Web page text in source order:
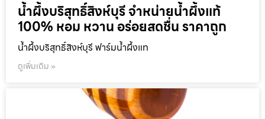
น้ำผึ้งบริสุทธิ์สิงห์บุรี จำหน่ายน้ำผึ้งแท้
100% หอม หวาน อร่อยสดชื่น ราคาถูก
น้ำผึ้งบริสุทธิ์สิงห์บุรี ฟาร์มน้ำผึ้งแท
ดูเพิ่มเติม »